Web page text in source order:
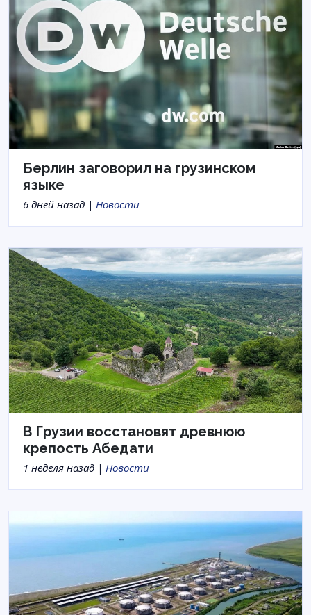
Берлин заговорил на грузинском
языке
6 дней назад | Новости
В Грузии восстановят древнюю
крепость Абедати
1 неделя назад | Новости